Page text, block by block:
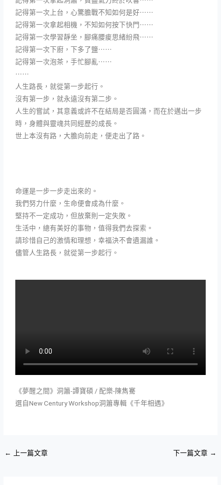
記得第一次上台，心驚膽戰不知如何是好⋯⋯
記得第一次拿起相機，不知如何按下快門⋯⋯
記得第一次學習靜坐，腳痛腰痠思緒紛飛⋯⋯
記得第一次下廚，下多了鹽⋯⋯
記得第一次泡茶，手忙腳亂⋯⋯
⋯⋯
人生路長，就從第一步起行。
沒有第一步，就永遠沒有第二步。
人生的嘗試，其意義或許不在結局是否圓滿，而在於邁出一步
時，身體與靈魂共同經歷的成長。
世上本沒有路，大膽向前走，便走出了路。
命運是一步一步走出來的。
我們努力什麼，生命便會成為什麼。
堅持不一定成功，但放棄則一定失敗。
生活中，總有美好的事物，值得我們去探索。
請珍惜自己的激情和理想，幸福決不會遺漏誰。
儘管人生路長，就從第一步起行。
《夢醒之間》洞簫-譚寶碩 / 配樂-陳雋騫
選自New Century Workshop洞簫專輯《千年相遇》
← 上一篇文章 下一篇文章 →